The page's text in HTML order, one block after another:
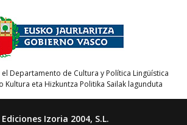
Departamento de Cultura y Política Lingüística
Kultura eta Hizkuntza Politika Sailak lagunduta
Izoria 2004, S.L.